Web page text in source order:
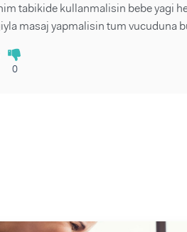
tabikide kullanmalisin bebe yagi
masaj yapmalisin tum vucuduna
0